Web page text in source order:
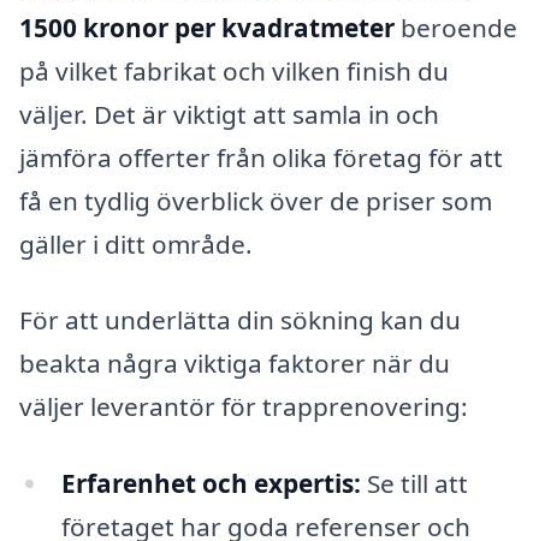
1500 kronor per kvadratmeter beroende
på vilket fabrikat och vilken finish du
väljer. Det är viktigt att samla in och
jämföra offerter från olika företag för att
få en tydlig överblick över de priser som
gäller i ditt område.
För att underlätta din sökning kan du
beakta några viktiga faktorer när du
väljer leverantör för trapprenovering:
Erfarenhet och expertis: Se till att
företaget har goda referenser och